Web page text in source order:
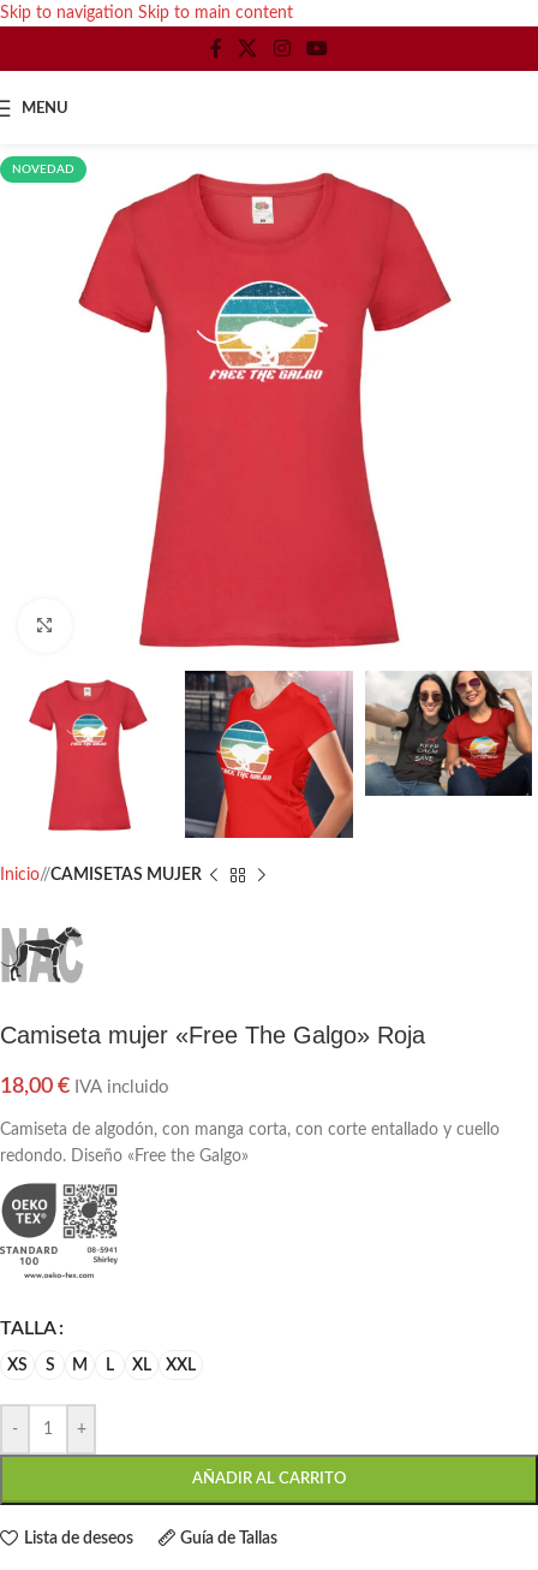
Skip to navigation Skip to main content
MENU
NOVEDAD
Click to enlarge
Inicio/ CAMISETAS MUJER
Camiseta mujer «Free The Galgo» Roja
18,00 € IVA incluido
Camiseta de algodón, con manga corta, con corte entallado y cuello
redondo. Diseño «Free the Galgo»
TALLA
XS S M L XL XXL
- +
AÑADIR AL CARRITO
Lista de deseos Guía de Tallas